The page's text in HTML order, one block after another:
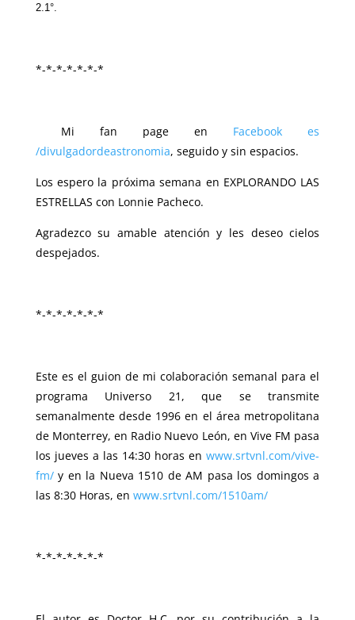
2.1°.
*-*-*-*-*-*-*
Mi fan page en Facebook es
/divulgadordeastronomia, seguido y sin espacios.
Los espero la próxima semana en EXPLORANDO LAS
ESTRELLAS con Lonnie Pacheco.
Agradezco su amable atención y les deseo cielos
despejados.
*-*-*-*-*-*-*
Este es el guion de mi colaboración semanal para el
programa Universo 21, que se transmite
semanalmente desde 1996 en el área metropolitana
de Monterrey, en Radio Nuevo León, en Vive FM pasa
los jueves a las 14:30 horas enwww.srtvnl.com/vive-
fm/y en la Nueva 1510 de AM pasa los domingos a
las 8:30 Horas, en www.srtvnl.com/1510am/
*-*-*-*-*-*-*